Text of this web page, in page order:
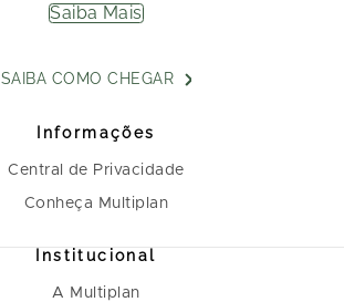
Saiba Mais
SAIBA COMO CHEGAR
Informações
Central de Privacidade
Conheça Multiplan
Institucional
A Multiplan